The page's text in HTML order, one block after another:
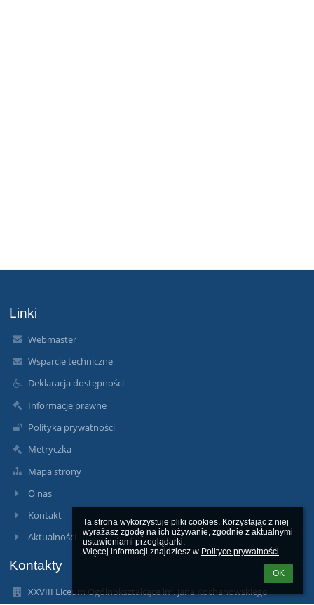
Ta strona wykorzystuje pliki cookies. Korzystając z niej
wyrażasz zgodę na ich używanie, zgodnie z aktualnymi
ustawieniami przeglądarki.
Więcej informacji znajdziesz w Polityce prywatności.
OK
Linki
Webmaster
Wsparcie techniczne
Deklaracja dostępności
Informacje prawne
Polityka prywatności
Metryczka
Mapa strony
O nas
Kontakt
Aktualności
Kontakty
XXVIII Liceum Ogólnokształcące im. Jana Kochanowskiego